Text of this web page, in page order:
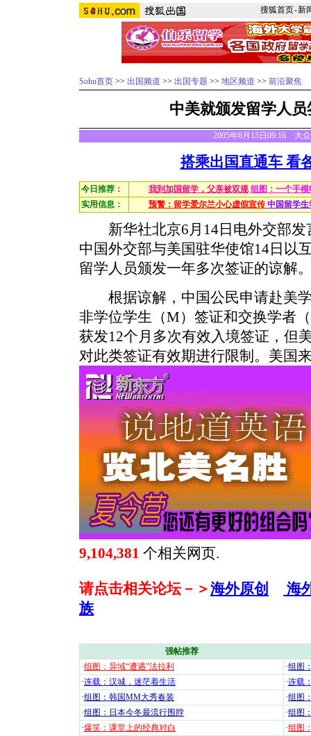
搜狐首页-新
Sohu首页 >> 出国频道 >> 出国专题 >> 地区频道 >> 前沿聚焦
中美就颁发留学人
2005年6月15日09:16 大
搭乘出国直通车 看
今日推荐： 我到加国留学，父亲被双规 组图：一个手
实用信息：
预警：留学爱尔兰小心虚假宣传 中国留学
新华社北京6月14日电外交部发
中国外交部与美国驻华使馆14日以
留学人员颁发一年多次签证的谅解
根据谅解，中国公民申请赴美学
非学位学生（M）签证和交换学者
获发12个月多次有效入境签证，但
对此类签证有效期进行限制。 美国
9,104,381 个相关网页.
请点击相关论坛－＞海外原创
海
族
强帖推荐
·组图：异域“遭遇”法拉利 ·组图
·连载：汉城，迷茫着生活 ·连载
·组图：韩国MM大秀春装 ·组图
·组图：日本今冬最流行围脖 ·组图
·爆笑：课堂上的经典对白 ·组图